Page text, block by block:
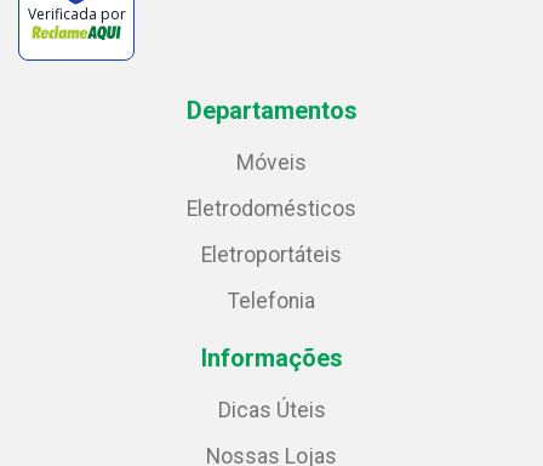
Verificada por
Departamentos
Móveis
Eletrodomésticos
Eletroportáteis
Telefonia
Informações
Dicas Úteis
Nossas Lojas